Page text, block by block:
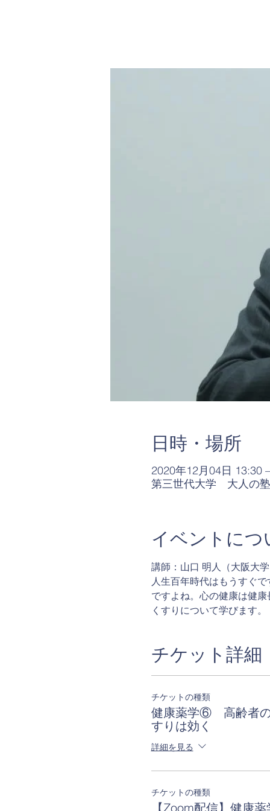
日時・場所
2020年12月04日 13:30
第三世代大学 大人の塾
イベントにつ
講師：山口 明人（大阪大
人生百年時代はもうすぐ
ですよね。心の健康は健
くすりについて学びます。
チケット詳細
チケットの種類
健康薬学⑥ 高齢者の
すりは効く
詳細を見る
チケットの種類
【Zoom配信】健康